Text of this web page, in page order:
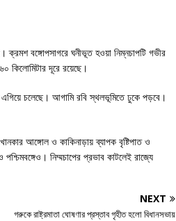
ক্রমশ বঙ্গোপসাগরে ঘনীভূত হওয়া নিম্নচাপটি গভীর
কিলোমিটার দূরে রয়েছে।
চলেছে। আগামি রবি স্থলভূমিতে ঢুকে পড়বে।
আঙ্গোল ও কাকিনাড়ায় ব্যাপক বৃষ্টিপাত ও
নিম্মচাপের প্রভাব কাটলেই রাজ্যে
NEXT
গরুকে রাষ্ট্রমাতা ঘোষণার প্রস্তাব গৃহীত হলো বিধানসভায়